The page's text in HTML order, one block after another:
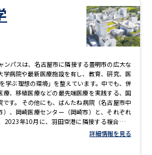
ンパスは、名古屋市に隣接する豊明市の広大な
病院や最新医療施設を有し、教育、研究、医
学ぶ理想の環境」を整えています。中でも、併
、移植医療などの最先端医療を実践する、国
す。 その他にも、ばんたね病院（名古屋市中
、岡崎医療センター（岡崎市）と、それぞれ
2023年10月に、羽田空港に隣接する複合施設
次世代医療・研究の拠点として「藤田医科大学
詳細情報を見る